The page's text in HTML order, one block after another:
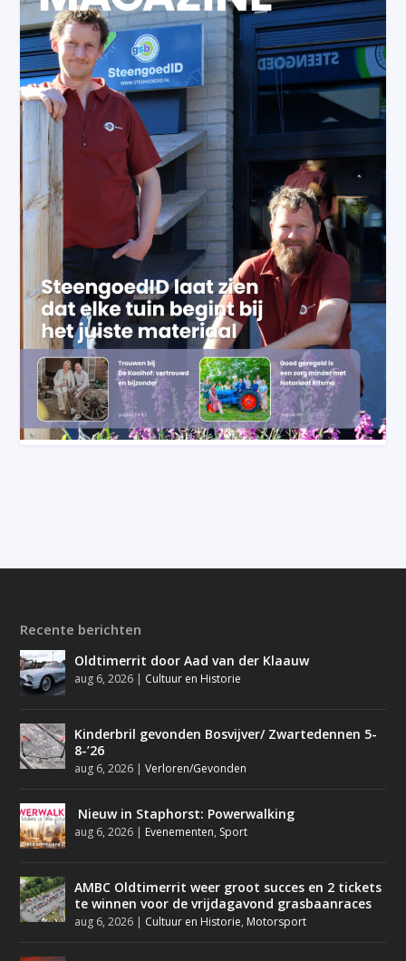
Recente berichten
Oldtimerrit door Aad van der Klaauw
aug 6, 2026 | Cultuur en Historie
Kinderbril gevonden Bosvijver/ Zwartedennen 5-
8-’26
aug 6, 2026 |Verloren/Gevonden
Nieuw in Staphorst: Powerwalking
aug 6, 2026 | Evenementen, Sport
AMBC Oldtimerrit weer groot succes en 2 tickets
te winnen voor de vrijdagavond grasbaanraces
aug 6, 2026 | Cultuur en Historie, Motorsport